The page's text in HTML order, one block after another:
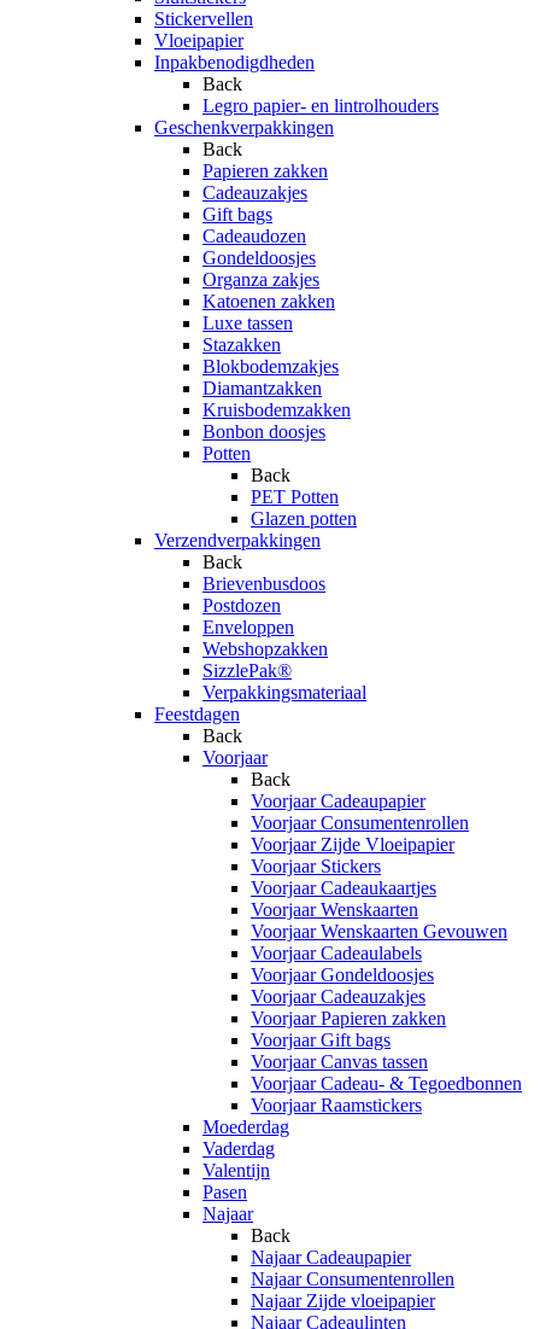
Stickervellen
Vloeipapier
Inpakbenodigdheden
Back
Legro papier- en lintrolhouders
Geschenkverpakkingen
Back
Papieren zakken
Cadeauzakjes
Gift bags
Cadeaudozen
Gondeldoosjes
Organza zakjes
Katoenen zakken
Luxe tassen
Stazakken
Blokbodemzakjes
Diamantzakken
Kruisbodemzakken
Bonbon doosjes
Potten
Back
PET Potten
Glazen potten
Verzendverpakkingen
Back
Brievenbusdoos
Postdozen
Enveloppen
Webshopzakken
SizzlePak®
Verpakkingsmateriaal
Feestdagen
Back
Voorjaar
Back
Voorjaar Cadeaupapier
Voorjaar Consumentenrollen
Voorjaar Zijde Vloeipapier
Voorjaar Stickers
Voorjaar Cadeaukaartjes
Voorjaar Wenskaarten
Voorjaar Wenskaarten Gevouwen
Voorjaar Cadeaulabels
Voorjaar Gondeldoosjes
Voorjaar Cadeauzakjes
Voorjaar Papieren zakken
Voorjaar Gift bags
Voorjaar Canvas tassen
Voorjaar Cadeau- & Tegoedbonnen
Voorjaar Raamstickers
Moederdag
Vaderdag
Valentijn
Pasen
Najaar
Back
Najaar Cadeaupapier
Najaar Consumentenrollen
Najaar Zijde vloeipapier
Najaar Cadeaulinten